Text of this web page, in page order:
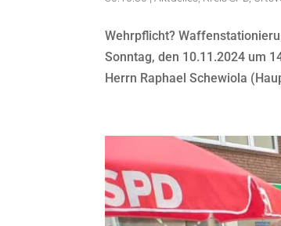
Wehrpflicht?
Sonntag, den 10.11.2024 um
Herrn Raphael Schewiola